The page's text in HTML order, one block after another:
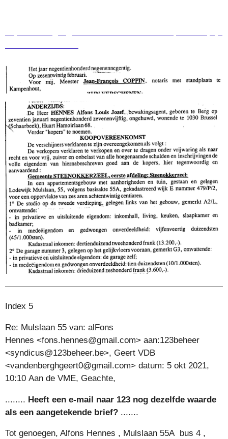
Index 5
Re: Mulslaan 55 van: alFons
Hennes <fons.hennes@gmail.com> aan:123beheer
<syndicus@123beheer.be>, Geert VDB
<vandenberghgeert0@gmail.com> datum: 5 okt 2021,
10:10 Aan de VME, Geachte,
........ Heeft een e-mail naar 123 nog dezelfde waarde
als een aangetekende brief? .......
Tot genoegen, Alfons Hennes , Mulslaan 55A bus 4 ,